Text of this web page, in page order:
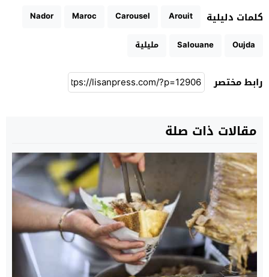
كلمات دليلية Arouit
Carousel
Maroc
Nador
Oujda
Salouane مليلية
رابط مختصر
مقالات ذات صلة